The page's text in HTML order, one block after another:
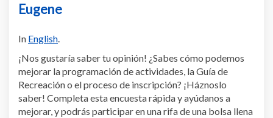
Eugene
In English.
¡Nos gustaría saber tu opinión! ¿Sabes cómo podemos
mejorar la programación de actividades, la Guía de
Recreación o el proceso de inscripción? ¡Háznoslo
saber! Completa esta encuesta rápida y ayúdanos a
mejorar, y podrás participar en una rifa de una bolsa llena